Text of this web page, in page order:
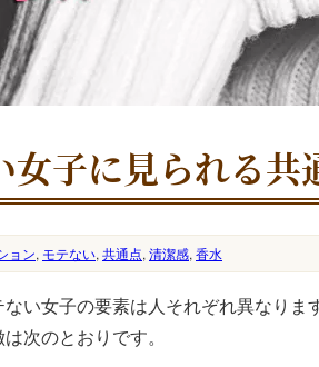
子に見られる共
ョン, モテない, 共通点, 清潔感, 香水
い女子の要素は人それぞれ異なりま
次のとおりです。